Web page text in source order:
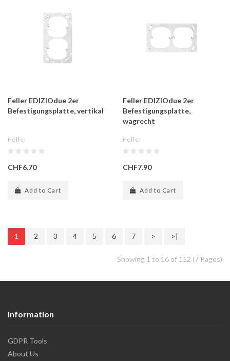
Feller EDIZIOdue 2er
Befestigungsplatte, vertikal
Feller
CHF6.70
Add to Cart
Feller EDIZIOdue 2er
Befestigungsplatte,
wagrecht
Feller
CHF7.90
Add to Cart
1 2 3 4 5 6 7 > >|
Showing 1 to 16 of 112 (7 Pages)
Information
GDPR Tools
About Us